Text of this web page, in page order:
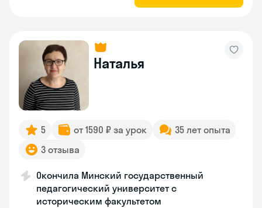
Наталья
5 от 1590 ₽ за урок
35 лет опыта
3 отзыва
Окончила Минский государственный
педагогический университет с
историческим факультетом